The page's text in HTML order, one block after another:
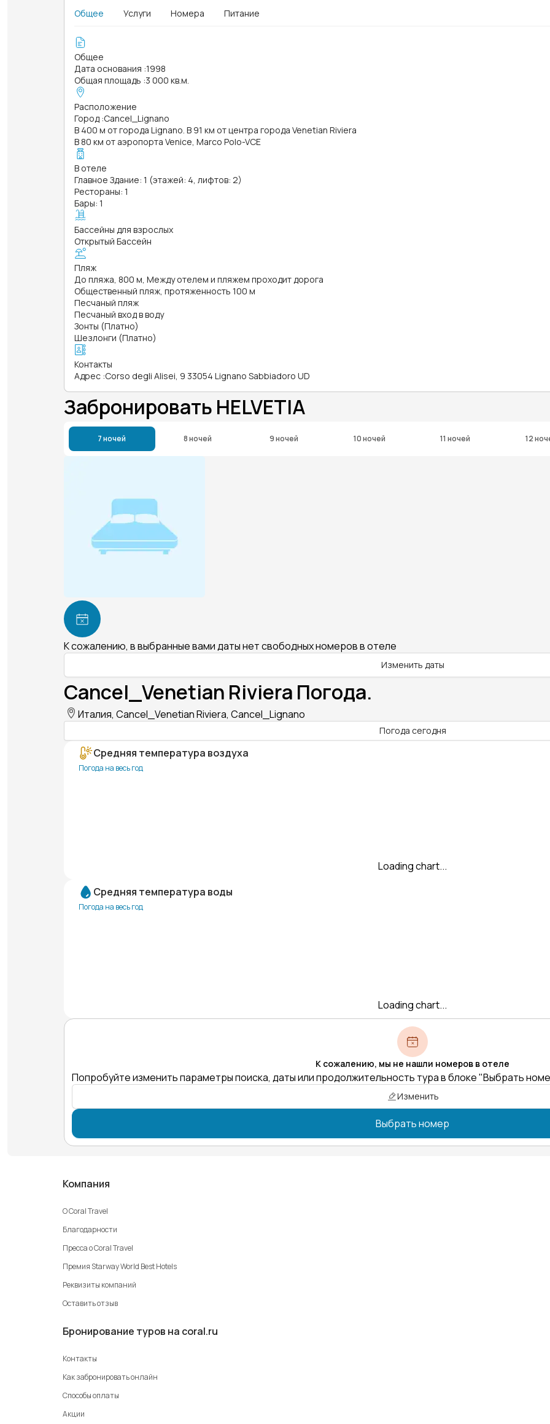
Общее Услуги Номера Питание
Общее
Дата основания :1998
Общая площадь :3 000 кв.м.
Расположение
Город :Cancel_Lignano
В 400 м от города Lignano. В 91 км от центра города Venetian Riviera
В 80 км от аэропорта Venice, Marco Polo-VCE
В отеле
Главное Здание: 1 (этажей: 4, лифтов: 2)
Рестораны: 1
Бары: 1
Бассейны для взрослых
Открытый Бассейн
Пляж
До пляжа, 800 м, Между отелем и пляжем проходит дорога
Общественный пляж, протяженность 100 м
Песчаный пляж
Песчаный вход в воду
Зонты (Платно)
Шезлонги (Платно)
Контакты
Адрес :Corso degli Alisei, 9 33054 Lignano Sabbiadoro UD
Забронировать HELVETIA
7 ночей 8 ночей 9 ночей 10 ночей 11 ночей 12
К сожалению, в выбранные вами даты нет свободных номеров в отеле
Изменить даты
Cancel_Venetian Riviera Погода.
Италия, Cancel_Venetian Riviera, Cancel_Lignano
Погода сегодня
Средняя температура воздуха
Погода на весь год
Loading chart...
Средняя температура воды
Погода на весь год
Loading chart...
К сожалению, мы не нашли номеров в отеле
Попробуйте изменить параметры поиска, даты или продолжительность тура в блоке "Выбрать
Изменить
Выбрать номер
Компания
О Coral Travel
Благодарности
Пресса о Coral Travel
Премия Starway World Best Hotels
Реквизиты компаний
Оставить отзыв
Бронирование туров на coral.ru
Контакты
Как забронировать онлайн
Способы оплаты
Акции